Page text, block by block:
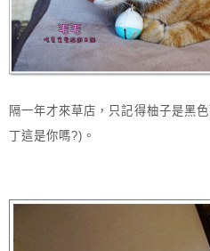
隔一年才來草店，只記得柚子是黑
丁這是你嗎?)。